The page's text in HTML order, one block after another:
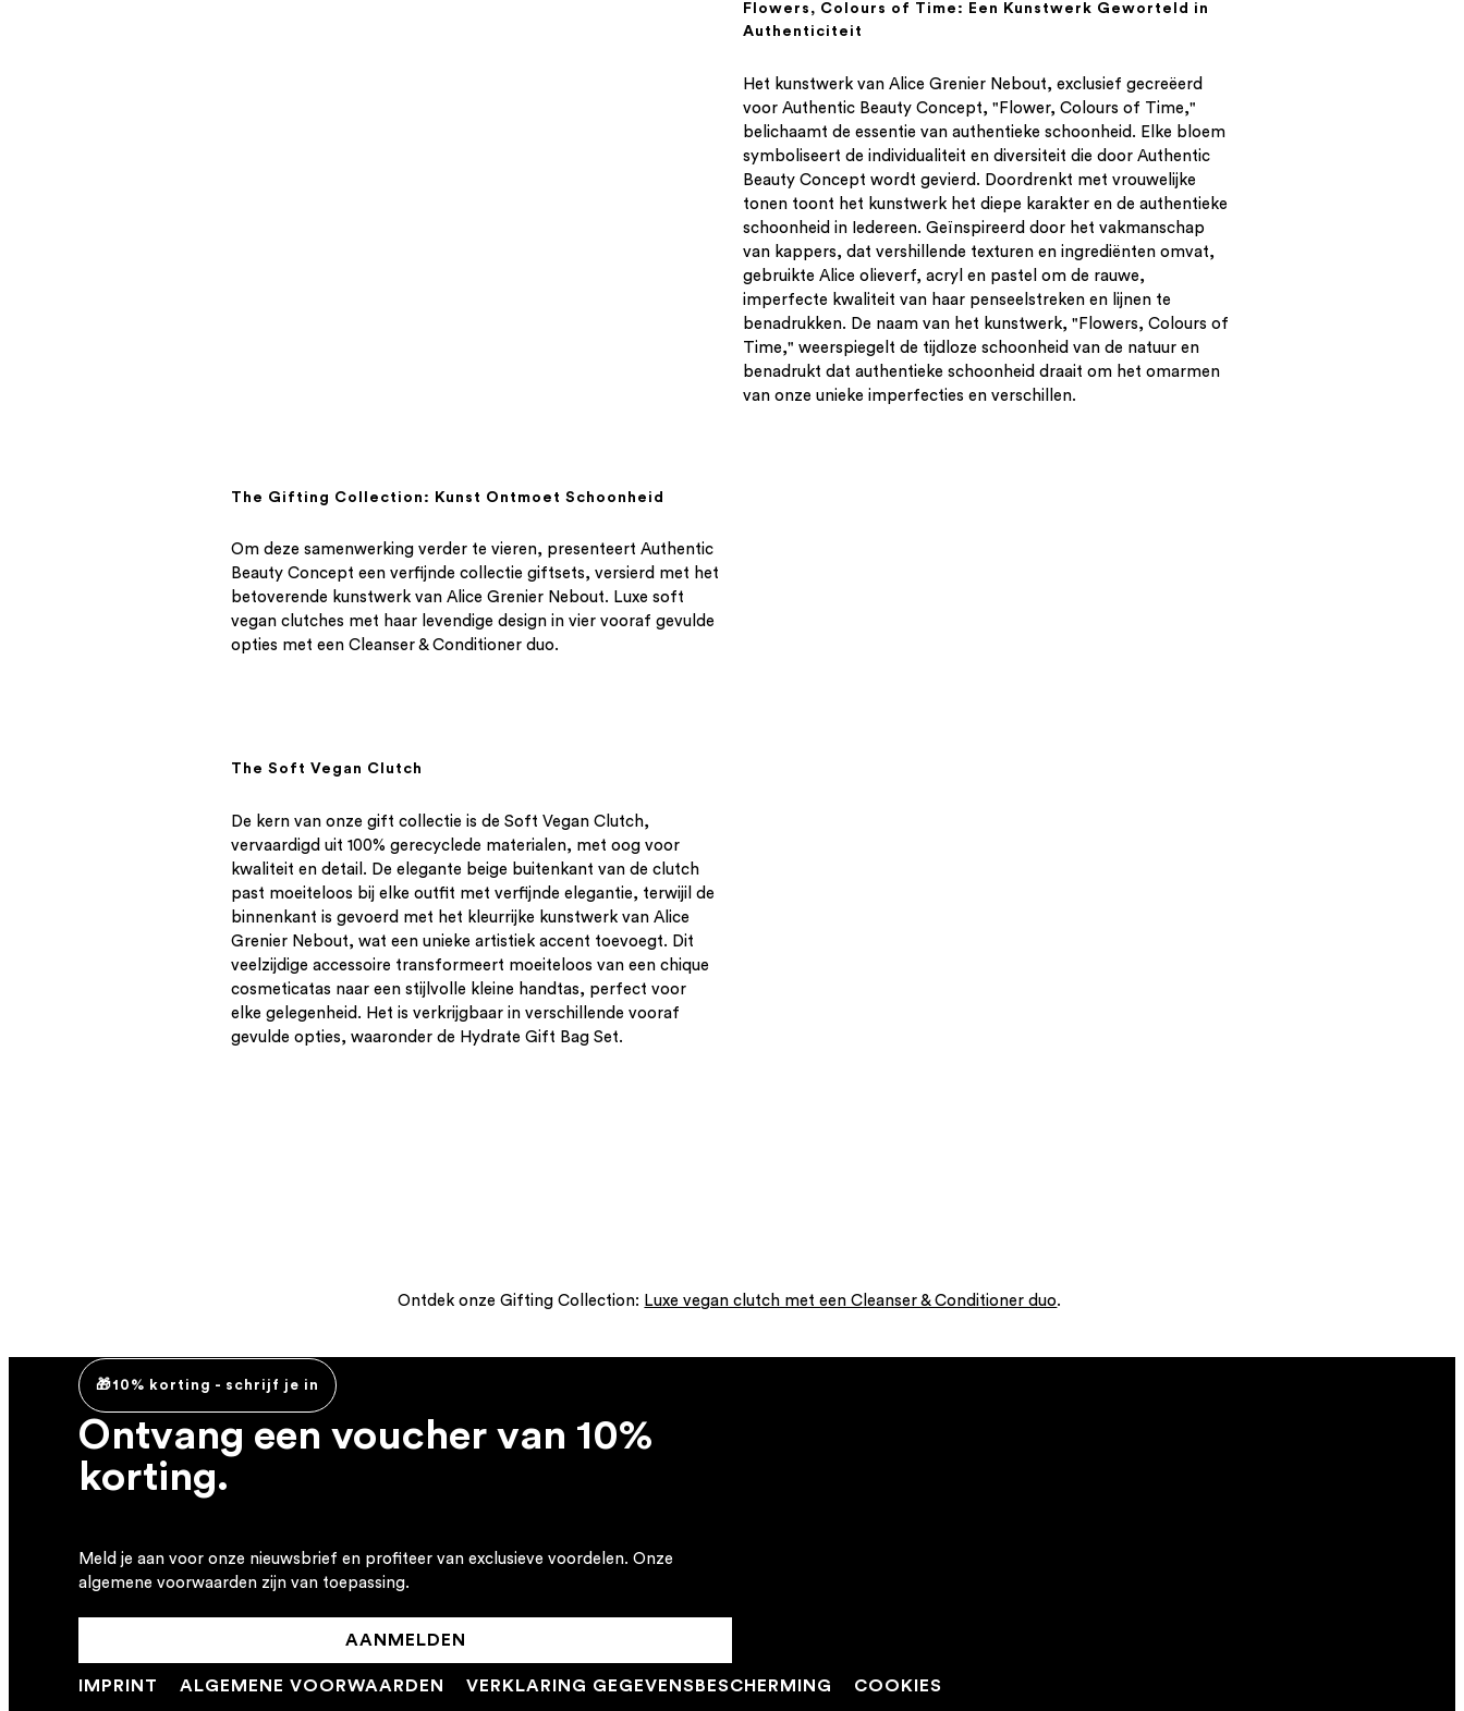
Flowers, Colours of Time: Een Kunstwerk Geworteld in
Authenticiteit
Het kunstwerk van Alice Grenier Nebout, exclusief gecreëerd
voor Authentic Beauty Concept, "Flower, Colours of Time,"
belichaamt de essentie van authentieke schoonheid. Elke bloem
symboliseert de individualiteit en diversiteit die door Authentic
Beauty Concept wordt gevierd. Doordrenkt met vrouwelijke
tonen toont het kunstwerk het diepe karakter en de authentieke
schoonheid in Iedereen. Geïnspireerd door het vakmanschap
van kappers, dat vershillende texturen en ingrediënten omvat,
gebruikte Alice olieverf, acryl en pastel om de rauwe,
imperfecte kwaliteit van haar penseelstreken en lijnen te
benadrukken. De naam van het kunstwerk, "Flowers, Colours of
Time," weerspiegelt de tijdloze schoonheid van de natuur en
benadrukt dat authentieke schoonheid draait om het omarmen
van onze unieke imperfecties en verschillen.
The Gifting Collection: Kunst Ontmoet Schoonheid
Om deze samenwerking verder te vieren, presenteert Authentic
Beauty Concept een verfijnde collectie giftsets, versierd met het
betoverende kunstwerk van Alice Grenier Nebout. Luxe soft
vegan clutches met haar levendige design in vier vooraf gevulde
opties met een Cleanser & Conditioner duo.
The Soft Vegan Clutch
De kern van onze gift collectie is de Soft Vegan Clutch,
vervaardigd uit 100% gerecyclede materialen, met oog voor
kwaliteit en detail. De elegante beige buitenkant van de clutch
past moeiteloos bij elke outfit met verfijnde elegantie, terwijil de
binnenkant is gevoerd met het kleurrijke kunstwerk van Alice
Grenier Nebout, wat een unieke artistiek accent toevoegt. Dit
veelzijdige accessoire transformeert moeiteloos van een chique
cosmeticatas naar een stijlvolle kleine handtas, perfect voor
elke gelegenheid. Het is verkrijgbaar in verschillende vooraf
gevulde opties, waaronder de Hydrate Gift Bag Set.
Ontdek onze Gifting Collection: Luxe vegan clutch met een Cleanser & Conditioner duo.
🎁10% korting - schrijf je in
Ontvang een voucher van 10%
korting.
Meld je aan voor onze nieuwsbrief en profiteer van exclusieve voordelen. Onze
algemene voorwaarden zijn van toepassing.
AANMELDEN
IMPRINT ALGEMENE VOORWAARDEN VERKLARING GEGEVENSBESCHERMING COOKIES